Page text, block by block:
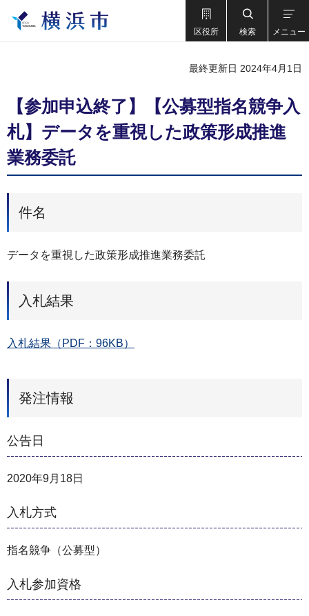
区役所 検索 メニュー
最終更新日 2024年4月1日
【参加申込終了】【公募型指名競争入
札】データを重視した政策形成推進
業務委託
件名
データを重視した政策形成推進業務委託
入札結果
入札結果（PDF：96KB）
発注情報
公告日
2020年9月18日
入札方式
指名競争（公募型）
入札参加資格